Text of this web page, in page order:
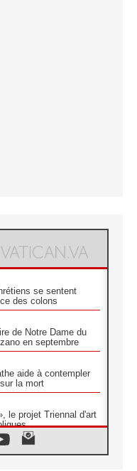
se sentent
des colons
de Notre Dame du
en septembre
aide à contempler
la mort
le projet Triennal d'art
parole aux religieuses